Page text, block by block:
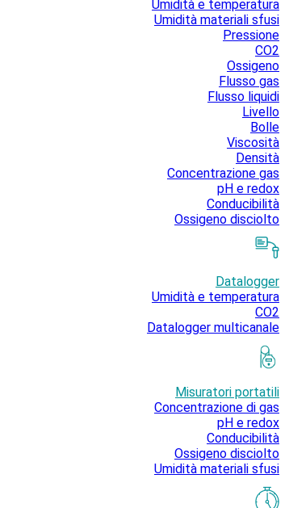
Umidità e temperatura
Umidità materiali sfusi
Pressione
CO2
Ossigeno
Flusso gas
Flusso liquidi
Livello
Bolle
Viscosità
Densità
Concentrazione gas
pH e redox
Conducibilità
Ossigeno disciolto
Datalogger
Umidità e temperatura
CO2
Datalogger multicanale
Misuratori portatili
Concentrazione di gas
pH e redox
Conducibilità
Ossigeno disciolto
Umidità materiali sfusi